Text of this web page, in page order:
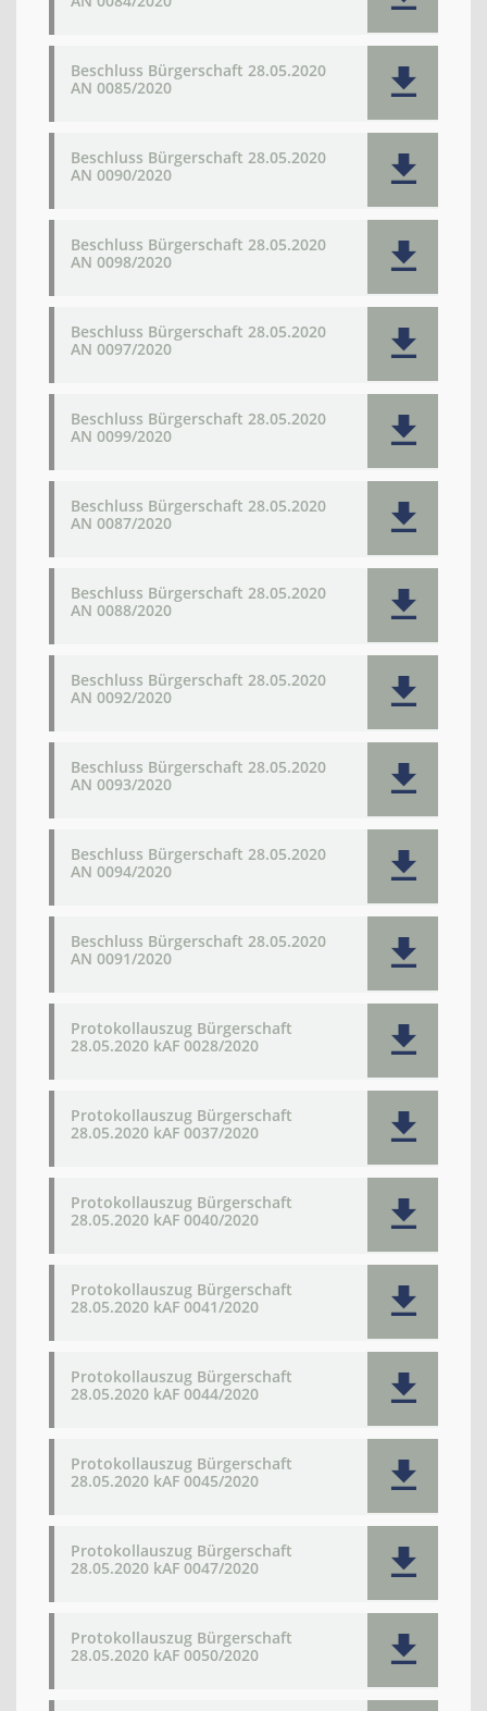
Beschluss Bürgerschaft 28.05.2020
AN 0085/2020
Beschluss Bürgerschaft 28.05.2020
AN 0090/2020
Beschluss Bürgerschaft 28.05.2020
AN 0098/2020
Beschluss Bürgerschaft 28.05.2020
AN 0097/2020
Beschluss Bürgerschaft 28.05.2020
AN 0099/2020
Beschluss Bürgerschaft 28.05.2020
AN 0087/2020
Beschluss Bürgerschaft 28.05.2020
AN 0088/2020
Beschluss Bürgerschaft 28.05.2020
AN 0092/2020
Beschluss Bürgerschaft 28.05.2020
AN 0093/2020
Beschluss Bürgerschaft 28.05.2020
AN 0094/2020
Beschluss Bürgerschaft 28.05.2020
AN 0091/2020
Protokollauszug Bürgerschaft
28.05.2020 kAF 0028/2020
Protokollauszug Bürgerschaft
28.05.2020 kAF 0037/2020
Protokollauszug Bürgerschaft
28.05.2020 kAF 0040/2020
Protokollauszug Bürgerschaft
28.05.2020 kAF 0041/2020
Protokollauszug Bürgerschaft
28.05.2020 kAF 0044/2020
Protokollauszug Bürgerschaft
28.05.2020 kAF 0045/2020
Protokollauszug Bürgerschaft
28.05.2020 kAF 0047/2020
Protokollauszug Bürgerschaft
28.05.2020 kAF 0050/2020